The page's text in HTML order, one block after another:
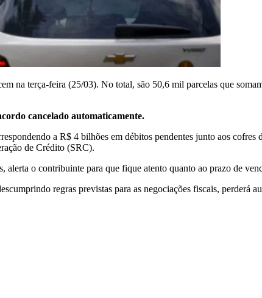
na terça-feira (25/03). No total, são 50,6 mil parcelas que
cancelado automaticamente.
a R$ 4 bilhões em débitos pendentes junto aos cofres
de Crédito (SRC).
o contribuinte para que fique atento quanto ao prazo de
regras previstas para as negociações fiscais, perderá